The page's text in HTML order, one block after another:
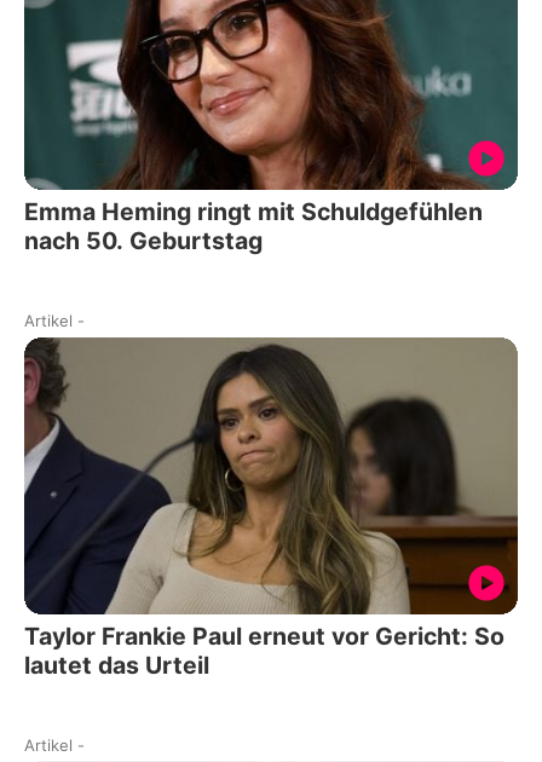
Emma Heming ringt mit Schuldgefühlen
nach 50. Geburtstag
Artikel -
Taylor Frankie Paul erneut vor Gericht: So
lautet das Urteil
Artikel -